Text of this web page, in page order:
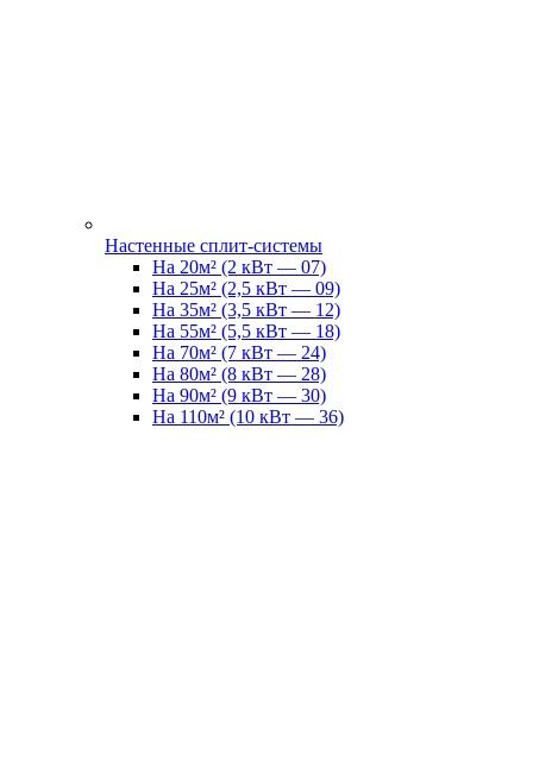
Настенные сплит-системы
На 20м² (2 кВт — 07)
На 25м² (2,5 кВт — 09)
На 35м² (3,5 кВт — 12)
На 55м² (5,5 кВт — 18)
На 70м² (7 кВт — 24)
На 80м² (8 кВт — 28)
На 90м² (9 кВт — 30)
На 110м² (10 кВт — 36)